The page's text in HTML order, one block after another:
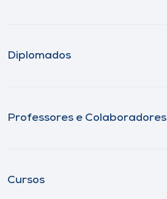
Diplomados
Professores e Colaboradores
Cursos